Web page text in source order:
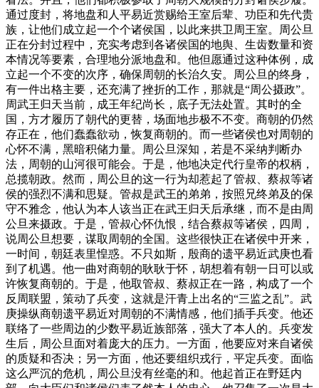
通过度封，将地盘和人平易近赏赐给王室后辈、功臣和先代贵
族，让他们成立起一个个诸侯国，以此来拱卫周王室。周公旦
正在分封过程中，充实考虑到各诸侯国的地舆、生齿数量和资
本情况等要素，合理地分派地盘和。他但愿通过这种体例，成
立起一个不变的次序，确保周朝的长治久安。周公旦的终身，
有一件出格主要，还充满了挫折的工作，那就是“周公摄政”。
周武王归天当前，成王年纪尚长，底子无法处置。其时的全
国，方才履历了朝代的更替，场面地步极不不变。商朝的仍然
存正在，他们蠢蠢欲动，恢复商朝的。而一些诸侯也对周朝的
心怀不满，黑暗积储力量。周公旦深知，若是不采纳判断办
法，周朝的山河很可能会。于是，他地决定代行皇帝的权柄，
总揽朝政。然而，周公旦的这一行为却惹起了管叔、蔡叔等诸
侯的强烈不满和思疑。管叔是武王的弟弟，按照兄终弟及的保
守不雅念，他认为本人该当正在武王归天后承继，而不是由周
公旦来摄政。于是，管叔心怀仇恨，结合蔡叔等诸侯，四周，
说周公旦想要，谋取周朝的全国。这些很快正在诸侯中开来，
一时间，朝廷表里惶惑。不只如斯，殷商的遗平易近武庚也看
到了机遇。他一曲对商朝的耿耿于怀，胡想着有朝一日可以或
许恢复商朝的。于是，他取管叔、蔡叔正在一路，构成了一个
反周联盟，策动了兵变，这就是汗青上出名的“三监之乱”。武
庚操纵商朝遗平易近对周朝的不满情感，他们插手兵变。他还
联络了一些周边的少数平易近族部落，强大了本人的。兵变发
生后，周公旦面对着庞大的压力。一方面，他要应对来自诸侯
的质疑和否决；另一方面，他还要组织戎行，平定兵变。面临
这么严沉的危机，周公旦没有丝毫的和。他起首正在野廷内